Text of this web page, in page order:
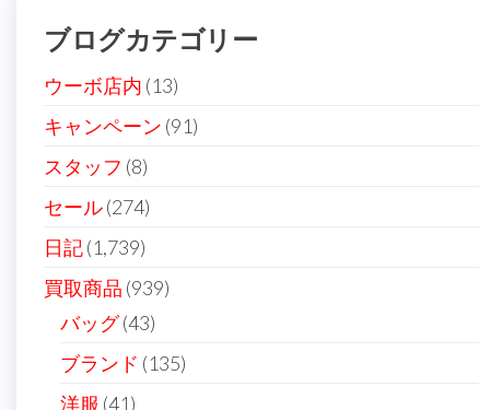
シ
ョ
ン
ブログカテゴリー
ウーボ店内 (13)
キャンペーン (91)
スタッフ (8)
セール(274)
日記(1,739)
買取商品 (939)
バッグ(43)
ブランド (135)
洋服 (41)